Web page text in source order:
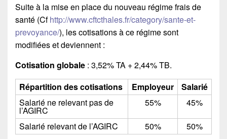
Suite à la mise en place du nouveau régime frais de
santé (Cfhttp://www.cftcthales.fr/category/sante-et-
prevoyance/), les cotisations à ce régime sont
modifiées et deviennent :
Cotisation globale : 3,52% TA + 2,44% TB.
Répartition des cotisations
Employeur
Salarié
Salarié ne relevant pas de
l’AGIRC
55% 45%
Salarié relevant de l’AGIRC 50% 50%